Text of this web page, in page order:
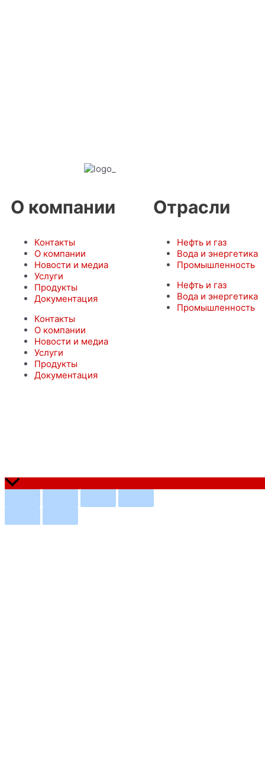
О компании
Контакты
О компании
Новости и медиа
Услуги
Продукты
Документация
Контакты
О компании
Новости и медиа
Услуги
Продукты
Документация
Отрасли
Нефть и газ
Вода и энергетика
Промышленность
Нефть и газ
Вода и энергетика
Промышленность